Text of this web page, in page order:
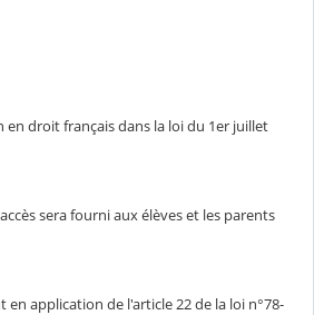
en droit français dans la loi du 1er juillet
sera fourni aux élèves et les parents
application de l'article 22 de la loi n°78-